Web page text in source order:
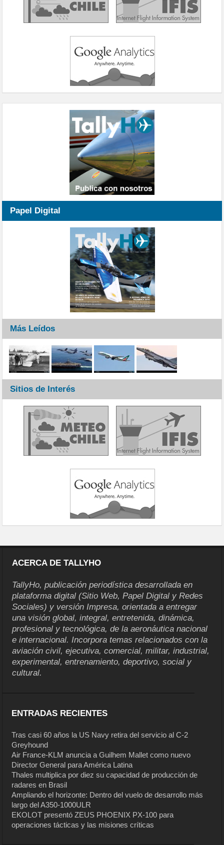
Papel Digital
Más Leídos
Sitios de Interés
ACERCA DE TALLYHO
TallyHo, publicación periodística desarrollada en
plataforma digital (Sitio Web, Papel Digital y Redes
Sociales) y versión Impresa, orientada a entregar
una visión global, integral, entretenida, dinámica,
profesional y tecnológica, de la aeronáutica nacional
e internacional. Incorpora temas relacionados con la
aviación civil, ejecutiva, comercial, militar, industrial,
experimental, entrenamiento, deportivo, social y
cultural.
ENTRADAS RECIENTES
Tras casi 60 años la US Navy retira del servicio al C-2
Greyhound
Air France-KLM anuncia a Guilhem Mallet como nuevo
Director General para América Latina
Thales multiplica por diez su capacidad de producción de
radares en Brasil
Ampliando el horizonte: Dentro del vuelo de desarrollo más
largo del A350-1000ULR
EKOLOT presentó ZEUS PHOENIX PX-100 para
operaciones tácticas y las misiones críticas